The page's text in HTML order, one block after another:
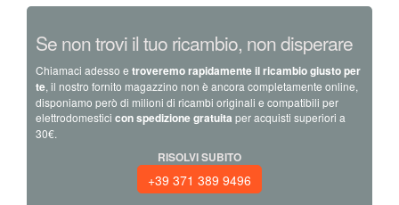
Se non trovi il tuo ricambio, non disperare
Chiamaci adesso e troveremo rapidamente il ricambio giusto per
te, il nostro fornito magazzino non è ancora completamente online,
disponiamo però di milioni di ricambi originali e compatibili per
elettrodomestici con spedizione gratuita per acquisti superiori a
30€.
RISOLVI SUBITO
+39 371 389 9496